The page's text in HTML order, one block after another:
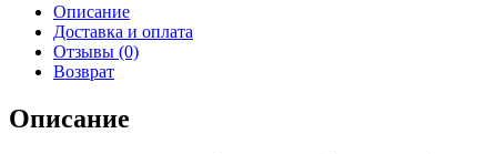
Описание
Доставка и оплата
Отзывы (0)
Возврат
Описание